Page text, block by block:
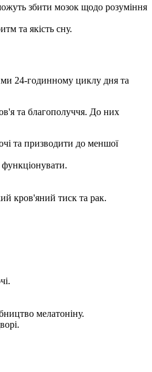
збити мозок щодо розуміння
та якість сну.
24-годинному циклу дня та
та благополуччя. До них
та призводити до меншої
кров'яний тиск та рак.
мелатоніну.